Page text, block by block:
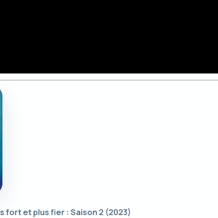
fort et plus fier : Saison 2 (2023)